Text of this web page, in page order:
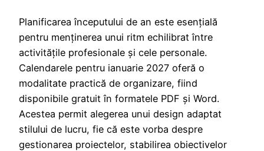
Planificarea începutului de an este esențială
pentru menținerea unui ritm echilibrat între
activitățile profesionale și cele personale.
Calendarele pentru ianuarie 2027 oferă o
modalitate practică de organizare, fiind
disponibile gratuit în formatele PDF și Word.
Acestea permit alegerea unui design adaptat
stilului de lucru, fie că este vorba despre
gestionarea proiectelor, stabilirea obiectivelor